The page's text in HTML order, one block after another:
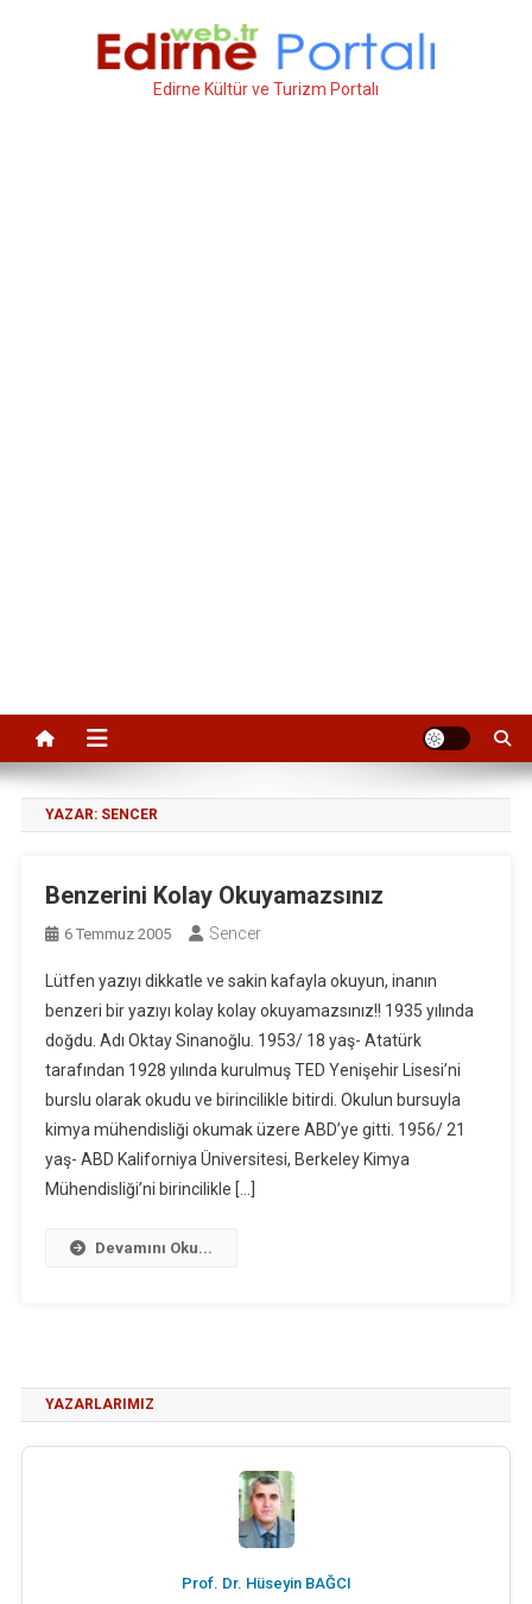
Edirne Kültür ve Turizm Portalı
YAZAR: SENCER
Benzerini Kolay Okuyamazsınız
6 Temmuz 2005 Sencer
Lütfen yazıyı dikkatle ve sakin kafayla okuyun, inanın
benzeri bir yazıyı kolay kolay okuyamazsınız!! 1935 yılında
doğdu. Adı Oktay Sinanoğlu. 1953/ 18 yaş- Atatürk
tarafından 1928 yılında kurulmuş TED Yenişehir Lisesi’ni
burslu olarak okudu ve birincilikle bitirdi. Okulun bursuyla
kimya mühendisliği okumak üzere ABD’ye gitti. 1956/ 21
yaş- ABD Kaliforniya Üniversitesi, Berkeley Kimya
Mühendisliği’ni birincilikle […]
Devamını Oku...
YAZARLARIMIZ
Prof. Dr. Hüseyin BAĞCI